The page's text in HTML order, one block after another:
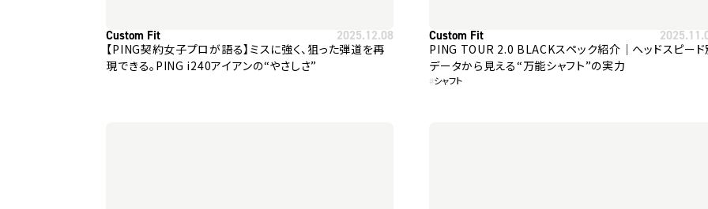
Custom Fit 2025.12.08
【PING契約女子プロが語る】ミスに強く、狙った弾道を再
現できる。PING i240アイアンの“やさしさ”
Custom Fit
PING TOUR 2.0 BLACKスペック紹介｜ヘッドスピー
データから見える“万能シャフト”の実力
#シャフト